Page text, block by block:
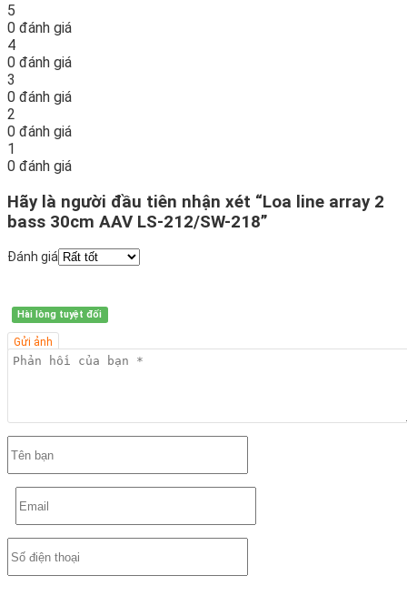
5
0 đánh giá
4
0 đánh giá
3
0 đánh giá
2
0 đánh giá
1
0 đánh giá
Hãy là người đầu tiên nhận xét “Loa line array 2
bass 30cm AAV LS-212/SW-218”
Đánh giá
Hài lòng tuyệt đối
Gửi ảnh